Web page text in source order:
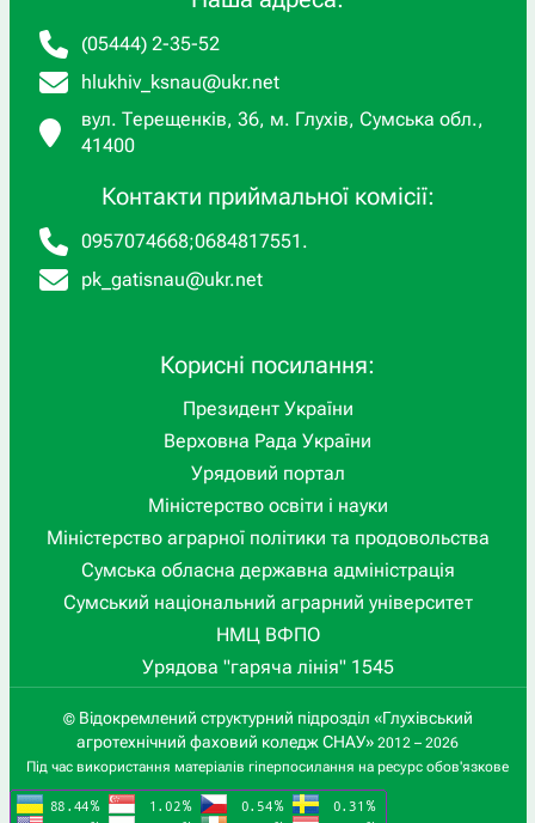
(05444) 2-35-52
hlukhiv_ksnau@ukr.net
вул. Терещенків, 36, м. Глухів, Сумська обл.,
41400
Контакти приймальної комісії:
0957074668;0684817551 .
pk_gatisnau@ukr.net
Корисні посилання:
Президент України
Верховна Рада України
Урядовий портал
Міністерство освіти і науки
Міністерство аграрної політики та продовольства
Сумська обласна державна адміністрація
Сумський національний аграрний університет
НМЦ ВФПО
Урядова "гаряча лінія" 1545
© Відокремлений структурний підрозділ «Глухівський
агротехнічний фаховий коледж СНАУ» 2012 – 2026
Під час використання матеріалів гіперпосилання на ресурс обов'язкове